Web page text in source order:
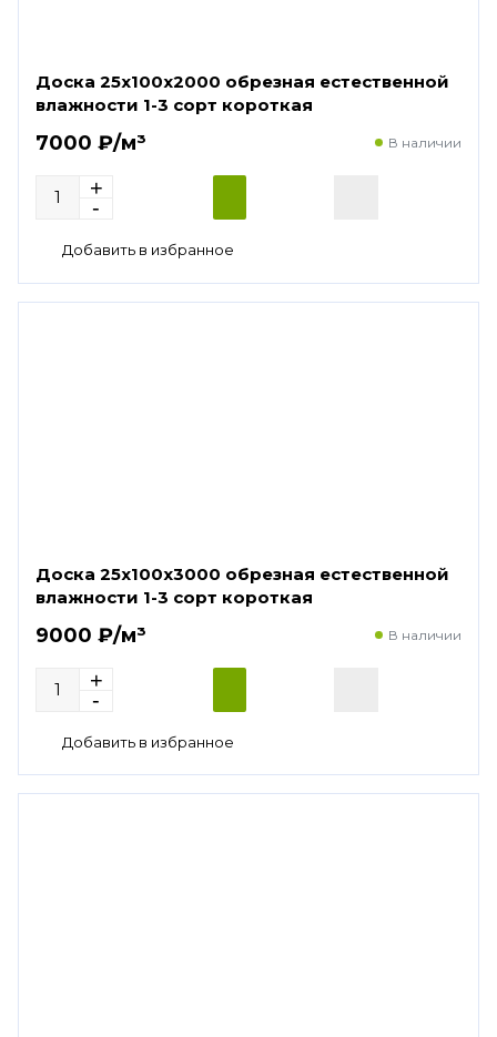
Доска 25х100х2000 обрезная естественной
влажности 1-3 сорт короткая
7000 ₽/м³ В наличии
Доска 25х100х3000 обрезная естественной
влажности 1-3 сорт короткая
9000 ₽/м³ В наличии